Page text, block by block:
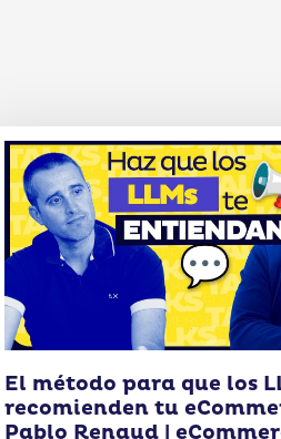
El método para que los
recomienden tu
Pablo Renaud |